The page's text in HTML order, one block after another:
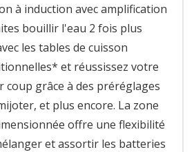
à induction avec amplification
bouillir l'eau 2 fois plus
les tables de cuisson
et réussissez votre
coup grâce à des préréglages
et plus encore. La zone
offre une flexibilité
et assortir les batteries